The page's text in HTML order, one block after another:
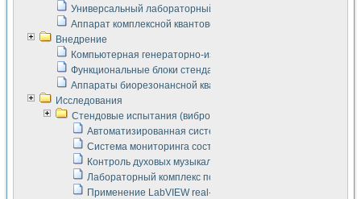
Универсальный лабораторный стенд "Сигнал-USB"
Аппарат комплексной квантовой терапии Интроскан
Внедрение
Компьютерная генераторно-измерительная система
Функциональные блоки стенда "Сигнал-USB"
Аппараты биорезонансной квантовой терапии серии СКАН
Исследования
Стендовые испытания (виброакустика, тензометрия и т.п.)
Автоматизированная система измерения параметров
Система мониторинга состояния тяговых
Контроль духовых музыкальных инструментов
Лабораторный комплекс по исследованию элементной
Применение LabVIEW real-time module для